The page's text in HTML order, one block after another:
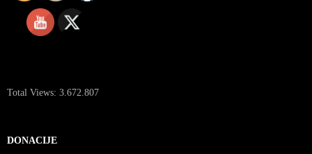
Total Views: 3.672.807
DONACIJE